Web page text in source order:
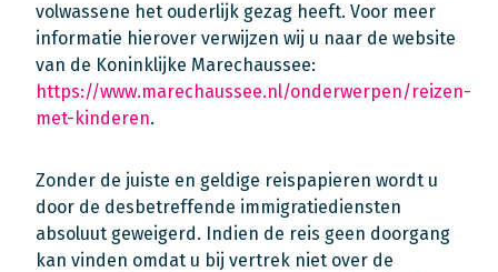
volwassene het ouderlijk gezag heeft. Voor meer
informatie hierover verwijzen wij u naar de website
van de Koninklijke Marechaussee:
https://www.marechaussee.nl/onderwerpen/reizen-
met-kinderen.
Zonder de juiste en geldige reispapieren wordt u
door de desbetreffende immigratiediensten
absoluut geweigerd. Indien de reis geen doorgang
kan vinden omdat u bij vertrek niet over de